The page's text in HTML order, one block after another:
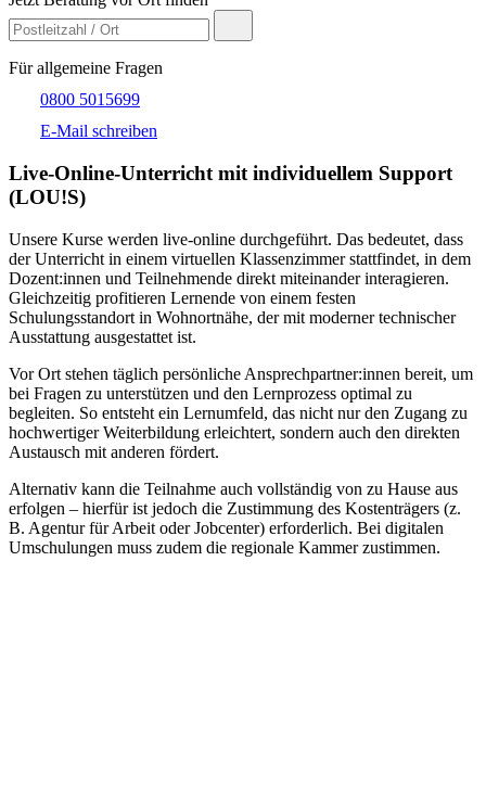
Für allgemeine Fragen
0800 5015699
E-Mail schreiben
Live-​Online-Unterricht mit individuellem Support
(LOU!S)
Unsere Kurse werden live-online durchgeführt. Das bedeutet, dass
der Unterricht in einem virtuellen Klassenzimmer stattfindet, in dem
Dozent:innen und Teilnehmende direkt miteinander interagieren.
Gleichzeitig profitieren Lernende von einem festen
Schulungsstandort in Wohnortnähe, der mit moderner technischer
Ausstattung ausgestattet ist.
Vor Ort stehen täglich persönliche Ansprechpartner:innen bereit, um
bei Fragen zu unterstützen und den Lernprozess optimal zu
begleiten. So entsteht ein Lernumfeld, das nicht nur den Zugang zu
hochwertiger Weiterbildung erleichtert, sondern auch den direkten
Austausch mit anderen fördert.
Alternativ kann die Teilnahme auch vollständig von zu Hause aus
erfolgen – hierfür ist jedoch die Zustimmung des Kostenträgers (z.
B. Agentur für Arbeit oder Jobcenter) erforderlich. Bei digitalen
Umschulungen muss zudem die regionale Kammer zustimmen.